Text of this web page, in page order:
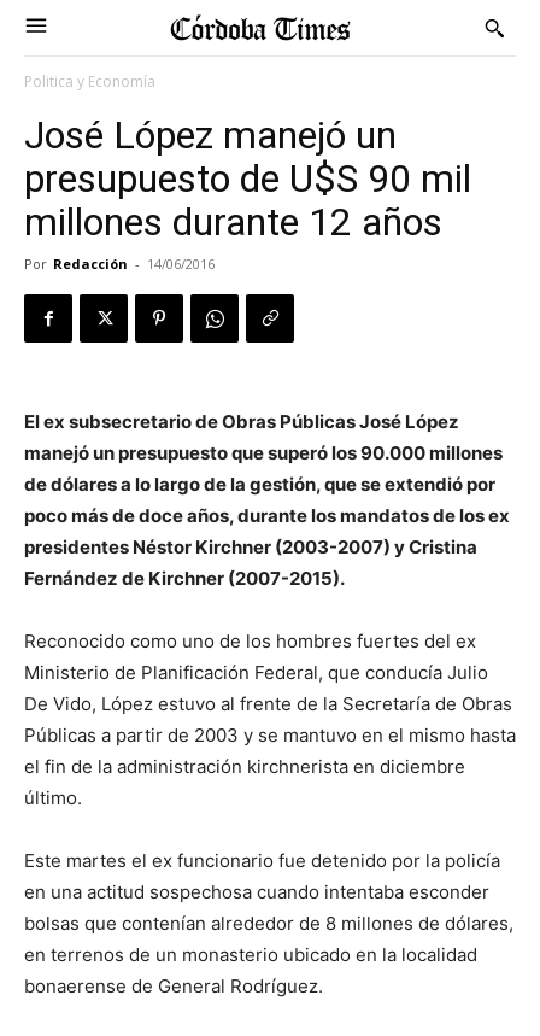
Politica y Economía
José López manejó un
presupuesto de U$S 90 mil
millones durante 12 años
Por Redacción - 14/06/2016
El ex subsecretario de Obras Públicas José López
manejó un presupuesto que superó los 90.000 millones
de dólares a lo largo de la gestión, que se extendió por
poco más de doce años, durante los mandatos de los ex
presidentes Néstor Kirchner (2003-2007) y Cristina
Fernández de Kirchner (2007-2015).
Reconocido como uno de los hombres fuertes del ex
Ministerio de Planificación Federal, que conducía Julio
De Vido, López estuvo al frente de la Secretaría de Obras
Públicas a partir de 2003 y se mantuvo en el mismo hasta
el fin de la administración kirchnerista en diciembre
último.
Este martes el ex funcionario fue detenido por la policía
en una actitud sospechosa cuando intentaba esconder
bolsas que contenían alrededor de 8 millones de dólares,
en terrenos de un monasterio ubicado en la localidad
bonaerense de General Rodríguez.